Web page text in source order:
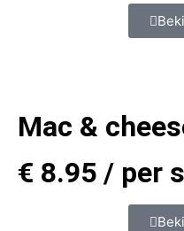
Mac &
€ 8.95 / per